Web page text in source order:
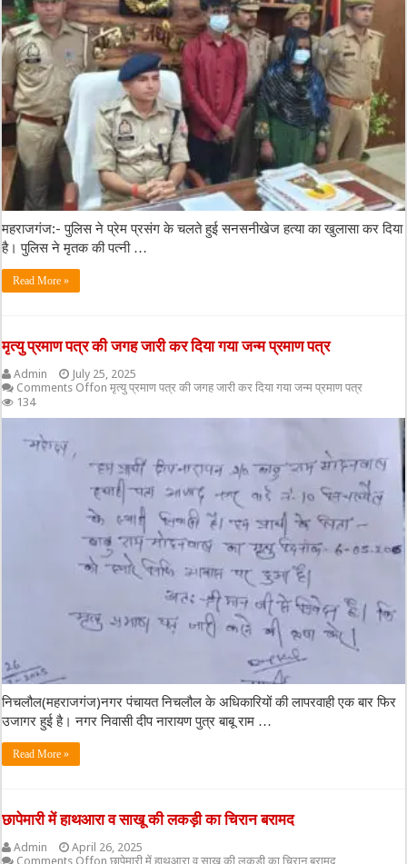
महराजगंज:- पुलिस ने प्रेम प्रसंग के चलते हुई सनसनीखेज हत्या का खुलासा कर दिया
है। पुलिस ने मृतक की पत्नी …
Read More »
मृत्यु प्रमाण पत्र की जगह जारी कर दिया गया जन्म प्रमाण पत्र
Admin
July 25, 2025
Comments Offon मृत्यु प्रमाण पत्र की जगह जारी कर दिया गया जन्म प्रमाण पत्र
134
निचलौल(महराजगंज)नगर पंचायत निचलौल के अधिकारियों की लापरवाही एक बार फिर
उजागर हुई है। नगर निवासी दीप नारायण पुत्र बाबू राम …
Read More »
छापेमारी में हाथआरा व साखू की लकड़ी का चिरान बरामद
Admin
April 26, 2025
Comments Offon छापेमारी में हाथआरा व साखू की लकड़ी का चिरान बरामद